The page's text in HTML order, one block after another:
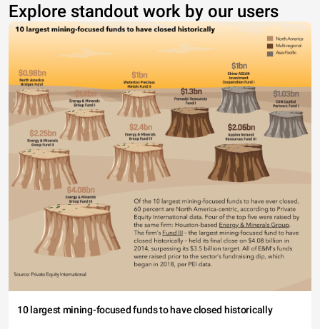
Explore standout work by our users
10 largest mining-focused funds to have closed historically